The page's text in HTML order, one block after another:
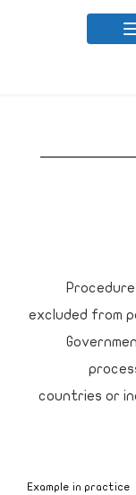
Toggle
navigation
excluded from
countries or
Example in practice